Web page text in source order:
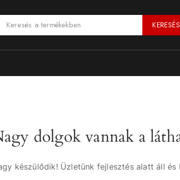
KERESÉS
dolgok vannak a
készülődik! Üzletünk fejlesztés alatt áll és